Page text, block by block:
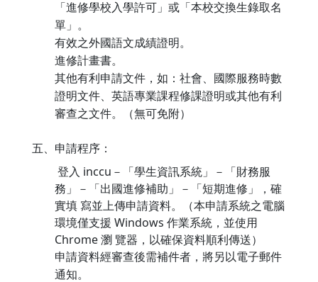
「進修學校入學許可」或「本校交換生錄取名
單」。
有效之外國語文成績證明。
進修計畫書。
其他有利申請文件，如：社會、國際服務時數
證明文件、英語專業課程修課證明或其他有利
審查之文件。（無可免附）
五、申請程序：
登入 inccu－「學生資訊系統」－「財務服
務」－「出國進修補助」－「短期進修」，確
實填 寫並上傳申請資料。（本申請系統之電腦
環境僅支援 Windows 作業系統，並使用
Chrome 瀏 覽器，以確保資料順利傳送）
申請資料經審查後需補件者，將另以電子郵件
通知。